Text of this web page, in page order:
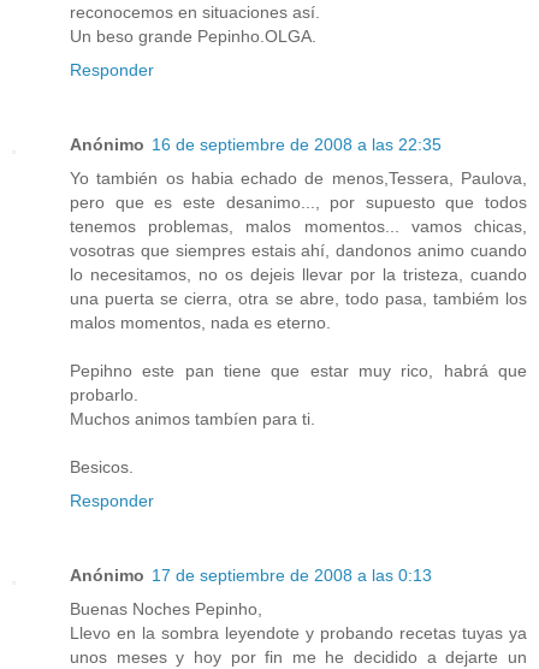
reconocemos en situaciones así.
Un beso grande Pepinho.OLGA.
Responder
Anónimo 16 de septiembre de 2008 a las 22:35
Yo también os habia echado de menos,Tessera, Paulova,
pero que es este desanimo..., por supuesto que todos
tenemos problemas, malos momentos... vamos chicas,
vosotras que siempres estais ahí, dandonos animo cuando
lo necesitamos, no os dejeis llevar por la tristeza, cuando
una puerta se cierra, otra se abre, todo pasa, tambiém los
malos momentos, nada es eterno.
Pepihno este pan tiene que estar muy rico, habrá que
probarlo.
Muchos animos tambíen para ti.
Besicos.
Responder
Anónimo 17 de septiembre de 2008 a las 0:13
Buenas Noches Pepinho,
Llevo en la sombra leyendote y probando recetas tuyas ya
unos meses y hoy por fin me he decidido a dejarte un